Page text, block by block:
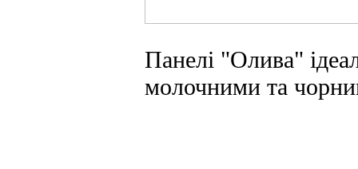
Панелі "Олива"
молочними та